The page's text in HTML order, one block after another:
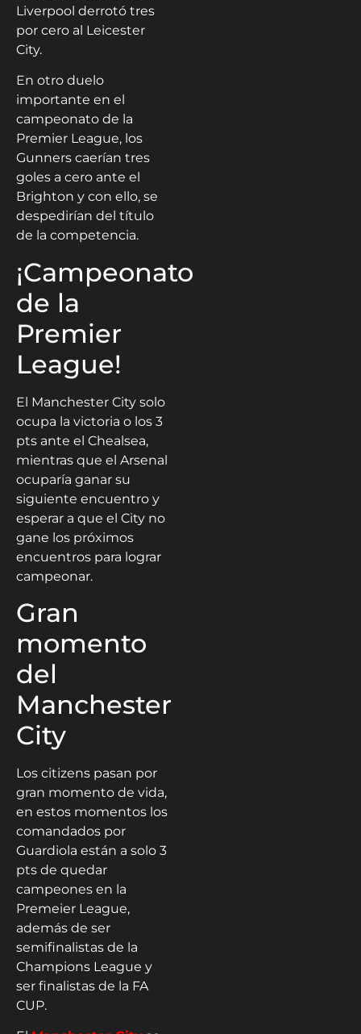
Liverpool derrotó tres
por cero al Leicester
City.
En otro duelo
importante en el
campeonato de la
Premier League, los
Gunners caerían tres
goles a cero ante el
Brighton y con ello, se
despedirían del título
de la competencia.
¡Campeonato
de la
Premier
League!
El Manchester City solo
ocupa la victoria o los 3
pts ante el Chealsea,
mientras que el Arsenal
ocuparía ganar su
siguiente encuentro y
esperar a que el City no
gane los próximos
encuentros para lograr
campeonar.
Gran
momento
del
Manchester
City
Los citizens pasan por
gran momento de vida,
en estos momentos los
comandados por
Guardiola están a solo 3
pts de quedar
campeones en la
Premeier League,
además de ser
semifinalistas de la
Champions League y
ser finalistas de la FA
CUP.